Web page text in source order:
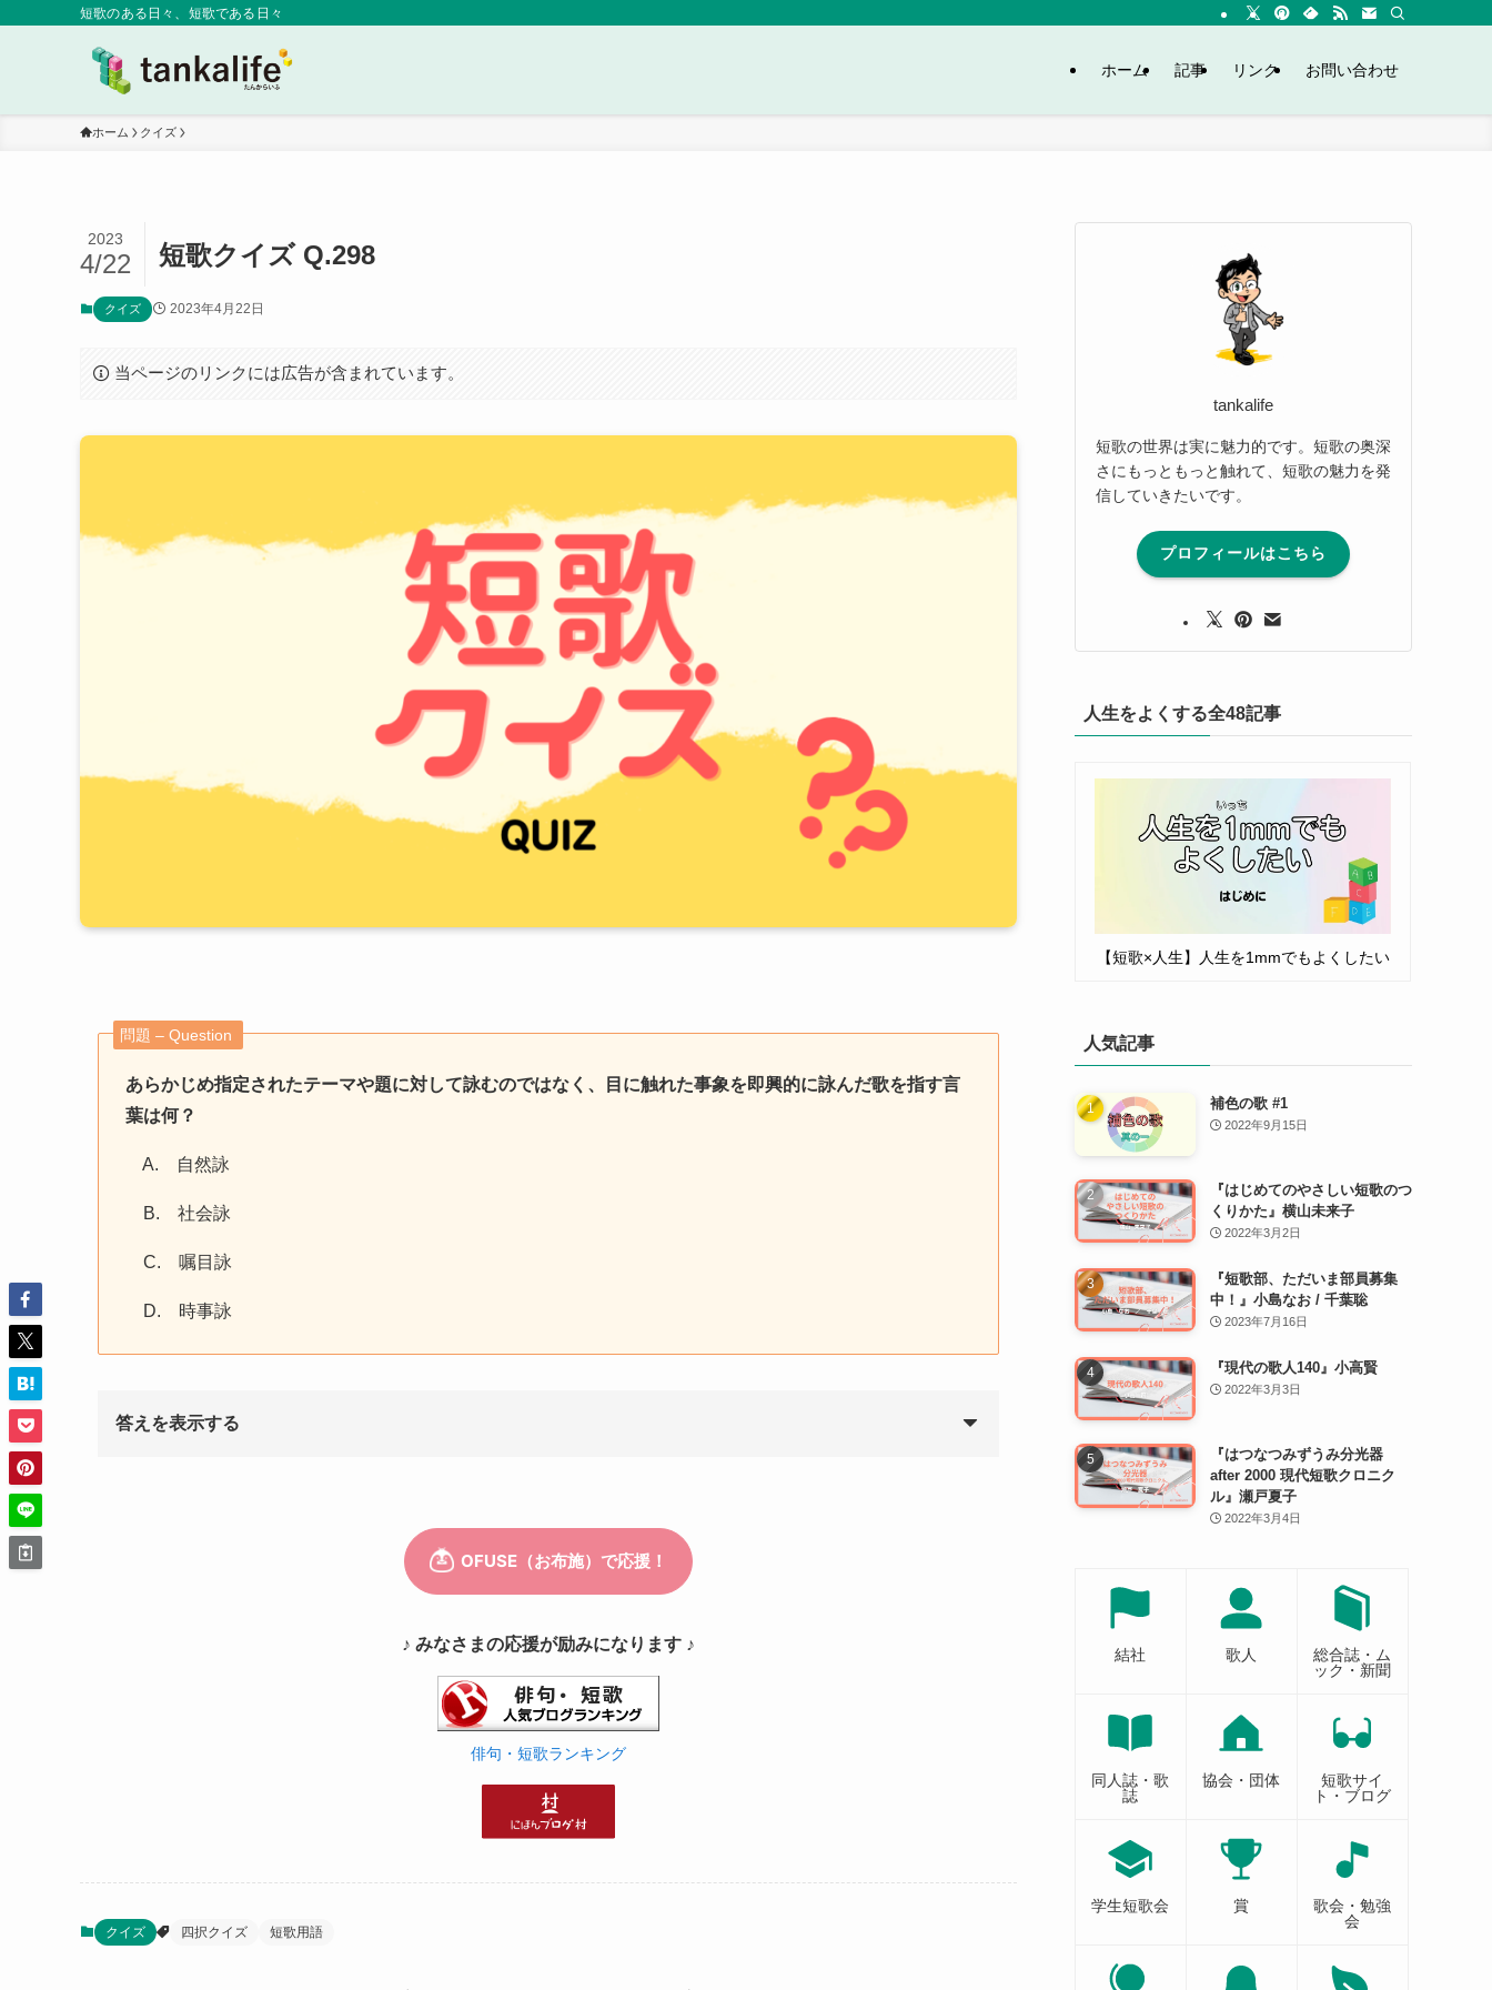
短歌のある日々、短歌である日々
ホーム 記事 リンク お問い合わせ
ホーム クイズ
短歌クイズ Q.298
2023
4/22
クイズ 2023年4月22日
当ページのリンクには広告が含まれています。
問題 – Question
あらかじめ指定されたテーマや題に対して詠むのではなく、目に触れた事象を即興的に詠んだ歌を指す言
葉は何？
A. 自然詠
B. 社会詠
C. 嘱目詠
D. 時事詠
答えを表示する
♪ みなさまの応援が励みになります ♪
俳句・短歌ランキング
クイズ 四択クイズ 短歌用語
tankalife
短歌の世界は実に魅力的です。短歌の奥深
さにもっともっと触れて、短歌の魅力を発
信していきたいです。
プロフィールはこちら
人生をよくする全48記事
【短歌×人生】人生を1mmでもよくしたい
人気記事
補色の歌 #1
2022年9月15日
『はじめてのやさしい短歌のつ
くりかた』横山未来子
2022年3月2日
『短歌部、ただいま部員募集
中！』小島なお / 千葉聡
2023年7月16日
『現代の歌人140』小高賢
2022年3月3日
『はつなつみずうみ分光器
after 2000 現代短歌クロニク
ル』瀬戸夏子
2022年3月4日
結社 歌人
総合誌・ム
ック・新聞
同人誌・歌
誌
協会・団体
短歌サイ
ト・ブログ
学生短歌会 賞
歌会・勉強
会